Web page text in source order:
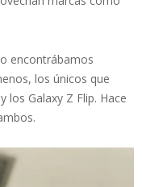
encontrábamos
los únicos que
los Galaxy Z Flip. Hace